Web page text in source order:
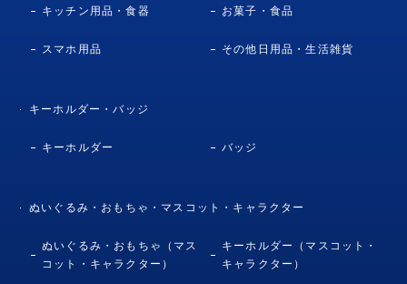
キッチン用品・食器 お菓子・食品
スマホ用品 その他日用品・生活雑貨
キーホルダー・バッジ
キーホルダー バッジ
ぬいぐるみ・おもちゃ・マスコット・キャラクター
ぬいぐるみ・おもちゃ（マス
コット・キャラクター）
キーホルダー（マスコット・
キャラクター）